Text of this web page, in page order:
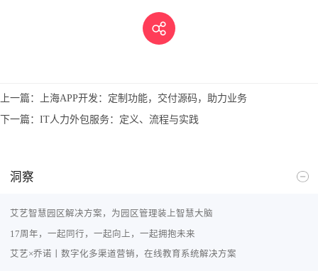
上一篇： 上海APP开发：定制功能，交付源码，助力业务
下一篇： IT人力外包服务：定义、流程与实践
洞察
艾艺智慧园区解决方案，为园区管理装上智慧大脑
17周年，一起同行，一起向上，一起拥抱未来
艾艺×乔诺丨数字化多渠道营销，在线教育系统解决方案